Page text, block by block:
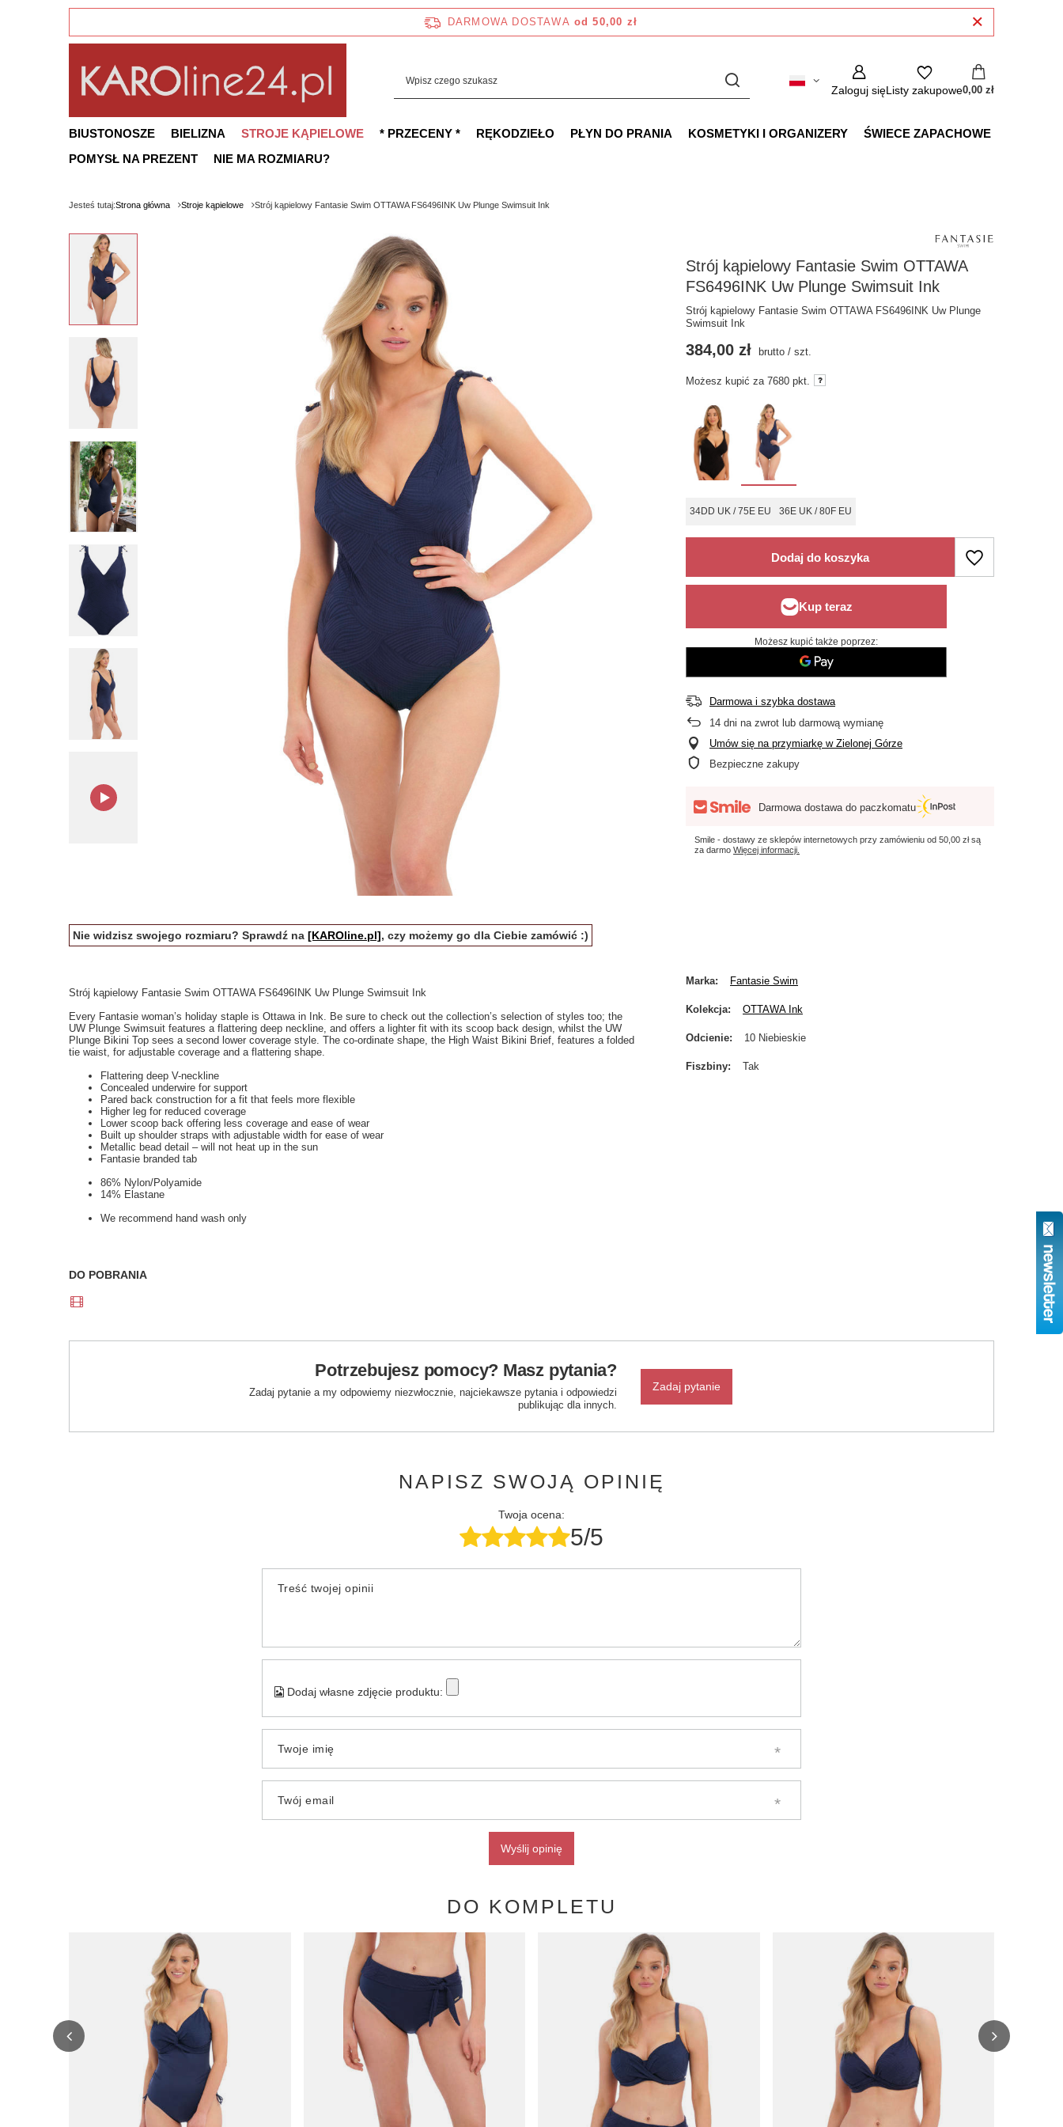
DARMOWA DOSTAWA od 50,00 zł
Zaloguj sięListy zakupowe0,00 zł
BIUSTONOSZE BIELIZNA STROJE KĄPIELOWE * PRZECENY * RĘKODZIEŁO PŁYN DO PRANIA KOSMETYKI I ORGANIZERY
ŚWIECE ZAPACHOWE
POMYSŁ NA PREZENT
NIE MA ROZMIARU?
Jesteś tutaj:Strona główna Stroje kąpielowe Strój kąpielowy Fantasie Swim OTTAWA FS6496INK Uw Plunge Swimsuit Ink
Strój kąpielowy Fantasie Swim OTTAWA
FS6496INK Uw Plunge Swimsuit Ink
Strój kąpielowy Fantasie Swim OTTAWA FS6496INK Uw Plunge
Swimsuit Ink
34DD UK / 75E EU 36E UK / 80F EU
384,00 zł brutto /szt.
Możesz kupić za7680 pkt.
Dodaj do koszyka
Możesz kupić także poprzez:
Darmowa i szybka dostawa
14 dni na zwrot lub darmową wymianę
Umów się na przymiarkę w Zielonej Górze
Bezpieczne zakupy
Darmowa dostawa do paczkomatu
Smile - dostawy ze sklepów internetowych przy zamówieniu od50,00 złsą
za darmoWięcej informacji.
Nie widzisz swojego rozmiaru? Sprawdź na [KAROline.pl], czy możemy go dla Ciebie zamówić :)
Strój kąpielowy Fantasie Swim OTTAWA FS6496INK Uw Plunge Swimsuit Ink
Every Fantasie woman’s holiday staple is Ottawa in Ink. Be sure to check out the collection’s selection of styles too; the
UW Plunge Swimsuit features a flattering deep neckline, and offers a lighter fit with its scoop back design, whilst the UW
Plunge Bikini Top sees a second lower coverage style. The co-ordinate shape, the High Waist Bikini Brief, features a folded
tie waist, for adjustable coverage and a flattering shape.
Flattering deep V-neckline
Concealed underwire for support
Pared back construction for a fit that feels more flexible
Higher leg for reduced coverage
Lower scoop back offering less coverage and ease of wear
Built up shoulder straps with adjustable width for ease of wear
Metallic bead detail – will not heat up in the sun
Fantasie branded tab
86% Nylon/Polyamide
14% Elastane
We recommend hand wash only
Marka Fantasie Swim
Kolekcja OTTAWA Ink
Odcienie 10 Niebieskie
Fiszbiny Tak
DO POBRANIA
Potrzebujesz pomocy? Masz pytania?
Zadaj pytanie a my odpowiemy niezwłocznie, najciekawsze pytania i odpowiedzi
publikując dla innych.
Zadaj pytanie
NAPISZ SWOJĄ OPINIĘ
Twoja ocena:
5/5
Treść twojej opinii
Dodaj własne zdjęcie produktu:
Twoje imię
Twój email
Wyślij opinię
DO KOMPLETU